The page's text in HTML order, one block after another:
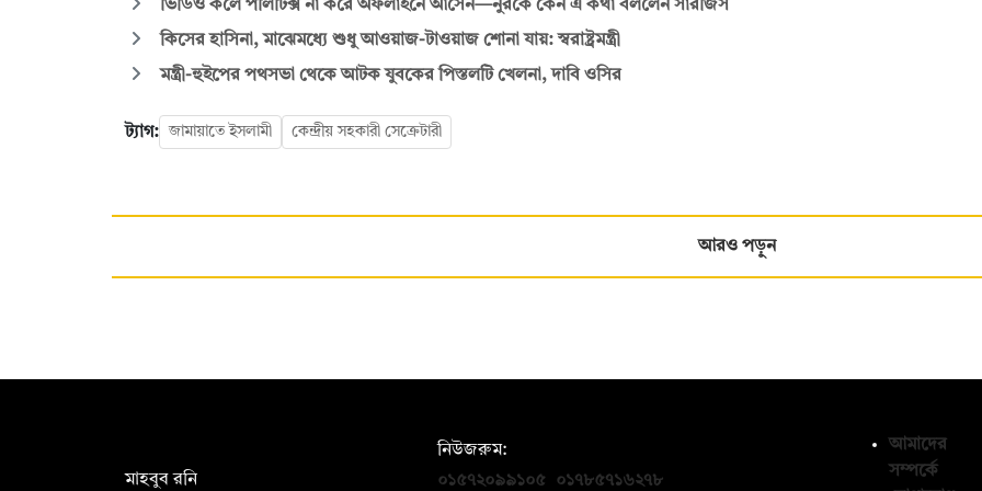
ভিডিও কলে পলিটিক্স না করে অফলাইনে আসেন—নুরকে কেন এ কথা বললেন সারজিস
কিসের হাসিনা, মাঝেমধ্যে শুধু আওয়াজ-টাওয়াজ শোনা যায়: স্বরাষ্ট্রমন্ত্রী
মন্ত্রী-হুইপের পথসভা থেকে আটক যুবকের পিস্তলটি খেলনা, দাবি ওসির
ট্যাগ: জামায়াতে ইসলামী কেন্দ্রীয় সহকারী সেক্রেটারী
আরও পড়ুন
মাহবুব রনি
নিউজরুম:
০১৫৭২০৯৯১০৫
০১৭৮৫৭১৬২৭৮
আমাদের
সম্পর্কে